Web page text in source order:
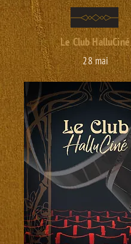
Le Club HalluCiné
28 mai